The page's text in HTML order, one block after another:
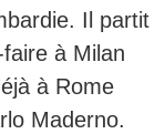
Il partit
à Milan
à Rome
Maderno.